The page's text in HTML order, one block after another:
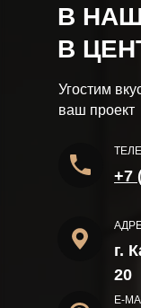
г.
20
+7
E-
Угостим
ваш проект
В
В